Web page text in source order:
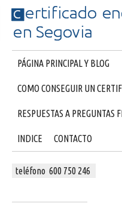
PÁGINA PRINCIPAL Y BLOG
COMO CONSEGUIR UN
RESPUESTAS A PREGUNTAS
INDICE CONTACTO
teléfono 600 750 246